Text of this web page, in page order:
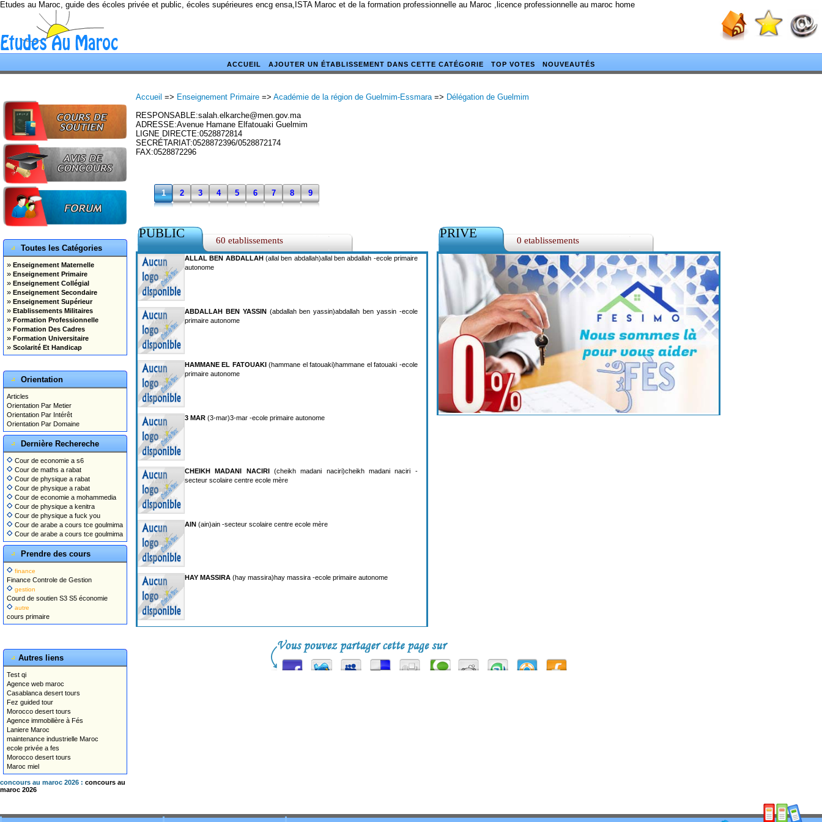
Etudes au Maroc, guide des écoles privée et public, écoles supérieures encg ensa,ISTA Maroc et de la formation professionnelle au Maroc ,licence professionnelle au maroc home
ACCUEIL AJOUTER UN ÉTABLISSEMENT DANS CETTE CATÉGORIE TOP VOTES NOUVEAUTÉS
Toutes les Catégories
» Enseignement Maternelle
» Enseignement Primaire
» Enseignement Collégial
» Enseignement Secondaire
» Enseignement Supérieur
» Etablissements Militaires
» Formation Professionnelle
» Formation Des Cadres
» Formation Universitaire
» Scolarité Et Handicap
Orientation
Articles
Orientation Par Metier
Orientation Par Intérêt
Orientation Par Domaine
Dernière Rechereche
Cour de economie a s6
Cour de maths a rabat
Cour de physique a rabat
Cour de physique a rabat
Cour de economie a mohammedia
Cour de physique a kenitra
Cour de physique a fuck you
Cour de arabe a cours tce goulmima
Cour de arabe a cours tce goulmima
Prendre des cours
finance
Finance Controle de Gestion
gestion
Courd de soutien S3 S5 économie
autre
cours primaire
Autres liens
Test qi
Agence web maroc
Casablanca desert tours
Fez guided tour
Morocco desert tours
Agence immobilière à Fés
Laniere Maroc
maintenance industrielle Maroc
ecole privée a fes
Morocco desert tours
Maroc miel
concours au maroc 2026 : concours au
maroc 2026
Accueil => Enseignement Primaire => Académie de la région de Guelmim-Essmara=> Délégation de Guelmim
RESPONSABLE:salah.elkarche@men.gov.ma
ADRESSE:Avenue Hamane Elfatouaki Guelmim
LIGNE DIRECTE:0528872814
SECRÉTARIAT:0528872396/0528872174
FAX:0528872296
1 2 3 4 5 6 7 8 9
PUBLIC 60 etablissements
ALLAL BEN ABDALLAH(allal ben abdallah)allal ben abdallah -ecole primaire
autonome
ABDALLAH BEN YASSIN(abdallah ben yassin)abdallah ben yassin -ecole
primaire autonome
HAMMANE EL FATOUAKI(hammane el fatouaki)hammane el fatouaki -ecole
primaire autonome
3 MAR (3-mar)3-mar -ecole primaire autonome
CHEIKH MADANI NACIRI(cheikh madani naciri)cheikh madani naciri -
secteur scolaire centre ecole mère
AIN (ain)ain -secteur scolaire centre ecole mère
HAY MASSIRA (hay massira)hay massira -ecole primaire autonome
PRIVE 0 etablissements